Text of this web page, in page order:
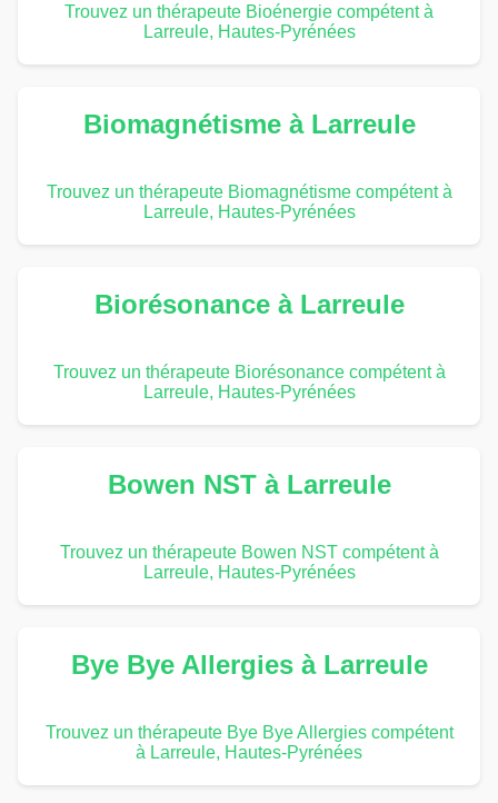
Trouvez un thérapeute Bioénergie compétent à
Larreule, Hautes-Pyrénées
Biomagnétisme à Larreule
Trouvez un thérapeute Biomagnétisme compétent à
Larreule, Hautes-Pyrénées
Biorésonance à Larreule
Trouvez un thérapeute Biorésonance compétent à
Larreule, Hautes-Pyrénées
Bowen NST à Larreule
Trouvez un thérapeute Bowen NST compétent à
Larreule, Hautes-Pyrénées
Bye Bye Allergies à Larreule
Trouvez un thérapeute Bye Bye Allergies compétent
à Larreule, Hautes-Pyrénées